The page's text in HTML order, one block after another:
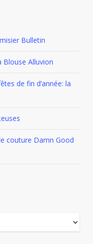
Bulletin
Alluvion
de fin d’année: la
couture Damn Good